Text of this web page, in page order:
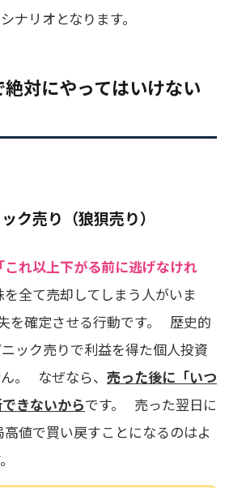
ナリオとなります。
対にやってはいけない
ク売り（狼狽売り）
「これ以上下がる前に逃げなけれ
を全て売却してしまう人がいま
を確定させる行動です。 歴史的
ック売りで利益を得た個人投資
。 なぜなら、 売った後に「いつ
きないからです。 売った翌日に
値で買い戻すことになるのはよ